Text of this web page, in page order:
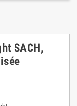
SACH,